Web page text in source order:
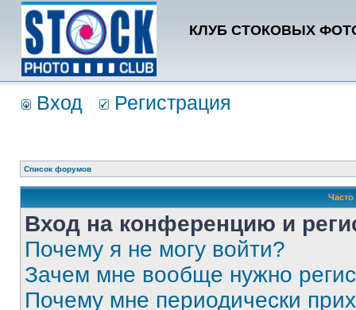
КЛУБ СТОКОВЫХ
Вход Регистрация
Список форумов
Вход на конференцию и
Почему я не могу войти?
Зачем мне вообще нужно
Почему мне периодически